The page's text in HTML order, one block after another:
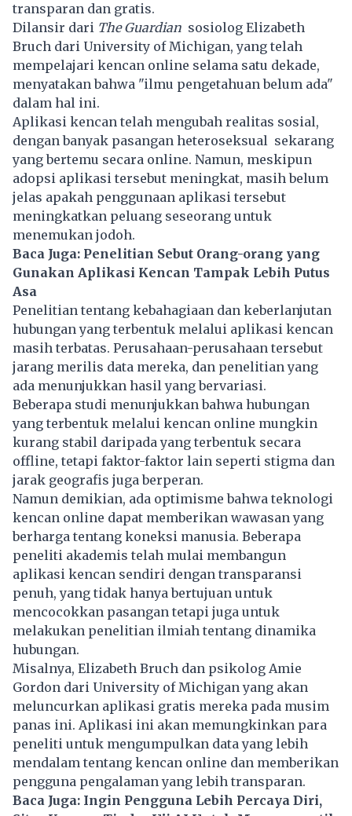
transparan dan gratis.
Dilansir dari The Guardian sosiolog Elizabeth
Bruch dari University of Michigan, yang telah
mempelajari kencan online selama satu dekade,
menyatakan bahwa "ilmu pengetahuan belum ada"
dalam hal ini.
Aplikasi kencan telah mengubah realitas sosial,
dengan banyak pasangan heteroseksual sekarang
yang bertemu secara online. Namun, meskipun
adopsi aplikasi tersebut meningkat, masih belum
jelas apakah penggunaan aplikasi tersebut
meningkatkan peluang seseorang untuk
menemukan jodoh.
Baca Juga: Penelitian Sebut Orang-orang yang
Gunakan Aplikasi Kencan Tampak Lebih Putus
Asa
Penelitian tentang kebahagiaan dan keberlanjutan
hubungan yang terbentuk melalui aplikasi kencan
masih terbatas. Perusahaan-perusahaan tersebut
jarang merilis data mereka, dan penelitian yang
ada menunjukkan hasil yang bervariasi.
Beberapa studi menunjukkan bahwa hubungan
yang terbentuk melalui kencan online mungkin
kurang stabil daripada yang terbentuk secara
offline, tetapi faktor-faktor lain seperti stigma dan
jarak geografis juga berperan.
Namun demikian, ada optimisme bahwa teknologi
kencan online dapat memberikan wawasan yang
berharga tentang koneksi manusia. Beberapa
peneliti akademis telah mulai membangun
aplikasi kencan sendiri dengan transparansi
penuh, yang tidak hanya bertujuan untuk
mencocokkan pasangan tetapi juga untuk
melakukan penelitian ilmiah tentang dinamika
hubungan.
Misalnya, Elizabeth Bruch dan psikolog Amie
Gordon dari University of Michigan yang akan
meluncurkan aplikasi gratis mereka pada musim
panas ini. Aplikasi ini akan memungkinkan para
peneliti untuk mengumpulkan data yang lebih
mendalam tentang kencan online dan memberikan
pengguna pengalaman yang lebih transparan.
Baca Juga: Ingin Pengguna Lebih Percaya Diri,